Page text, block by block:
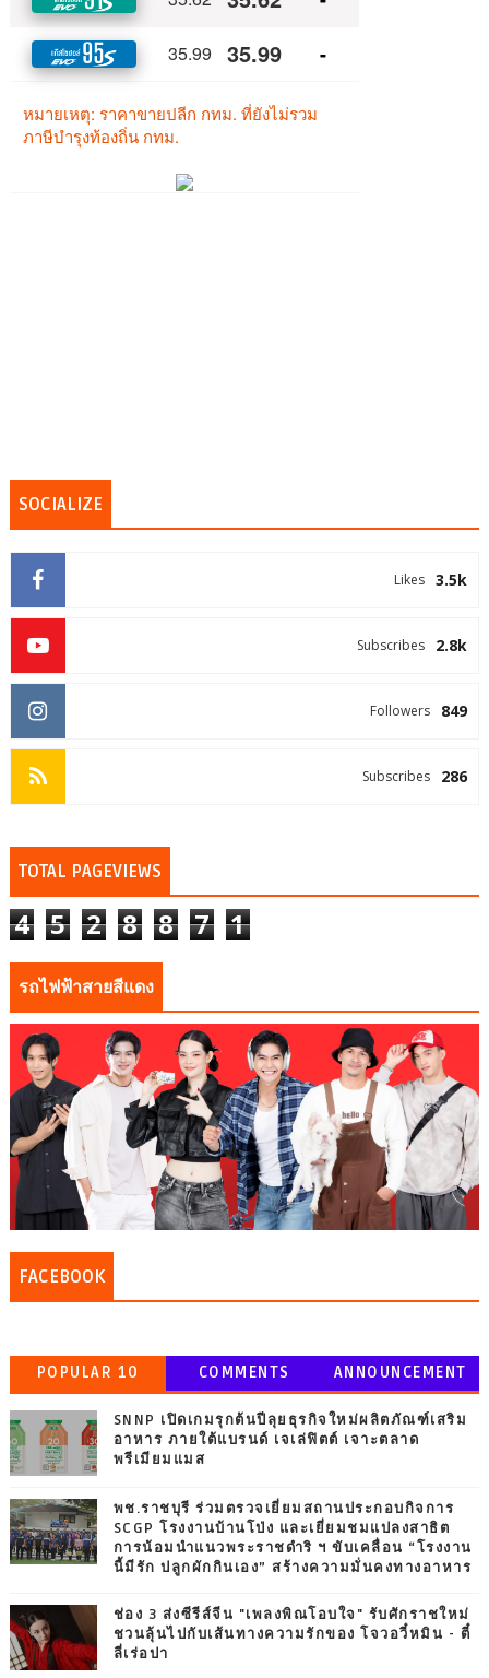
SOCIALIZE
3.5k
Likes
2.8k
Subscribes
849
Followers
286
Subscribes
TOTAL PAGEVIEWS
4 5 2 8 8 7 1
รถไฟฟ้าสายสีแดง
FACEBOOK
POPULAR 10 COMMENTS ANNOUNCEMENT
SNNP เปิดเกมรุกต้นปีลุยธุรกิจใหม่ผลิตภัณฑ์เสริม
อาหาร ภายใต้แบรนด์ เจเล่ฟิตต์ เจาะตลาด
พรีเมียมแมส
พช.ราชบุรี ร่วมตรวจเยี่ยมสถานประกอบกิจการ
SCGP โรงงานบ้านโป่ง และเยี่ยมชมแปลงสาธิต
การน้อมนำแนวพระราชดำริ ฯ ขับเคลื่อน “โรงงาน
นี้มีรัก ปลูกผักกินเอง” สร้างความมั่นคงทางอาหาร
ช่อง 3 ส่งซีรีส์จีน "เพลงพิณโอบใจ" รับศักราชใหม่
ชวนลุ้นไปกับเส้นทางความรักของ โจวอวี๋หมิน - ตี๋
ลี่เร่อปา